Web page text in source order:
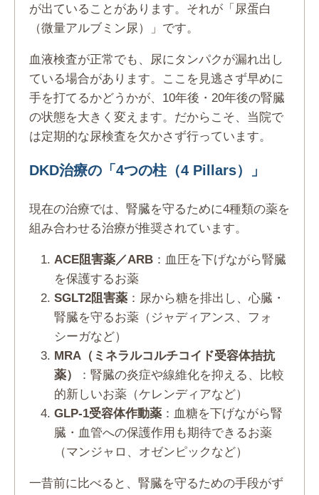
が出ていることがあります。それが「尿蛋白
（微量アルブミン尿）」です。
血液検査が正常でも、尿にタンパクが漏れ出し
ている場合があります。ここを見逃さず早めに
手を打てるかどうかが、10年後・20年後の腎臓
の状態を大きく変えます。だからこそ、当院で
は定期的な尿検査を欠かさず行っています。
DKD治療の「4つの柱（4 Pillars）」
現在の治療では、腎臓を守るために4種類の薬を
組み合わせる治療が推奨されています。
ACE阻害薬／ARB：血圧を下げながら腎臓
を保護するお薬
SGLT2阻害薬：尿から糖を排出し、心臓・
腎臓を守るお薬（ジャディアンス、フォ
シーガなど）
MRA（ミネラルコルチコイド受容体拮抗
薬）
：腎臓の炎症や線維化を抑える、比較
的新しいお薬（ケレンディアなど）
GLP-1受容体作動薬：血糖を下げながら腎
臓・血管への保護作用も期待できるお薬
（マンジャロ、オゼンピックなど）
一昔前に比べると、腎臓を守るための手段がず